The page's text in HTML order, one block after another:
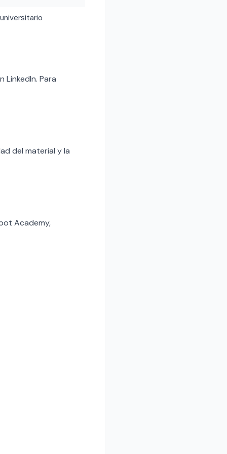
Para
del material y la
Academy,